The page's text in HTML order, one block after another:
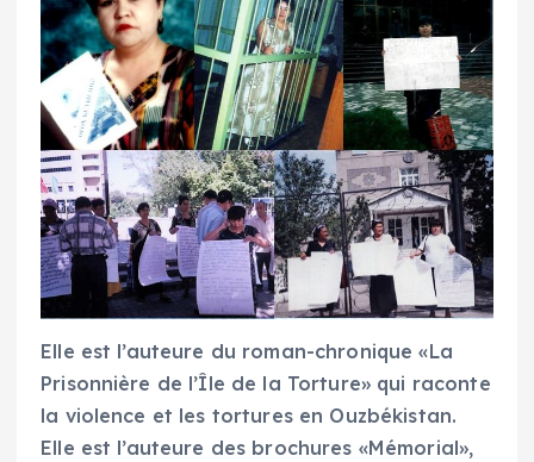
Elle est l’auteure du roman-chronique «La
Prisonnière de l’Île de la Torture» qui raconte
la violence et les tortures en Ouzbékistan.
Elle est l’auteure des brochures «Mémorial»,